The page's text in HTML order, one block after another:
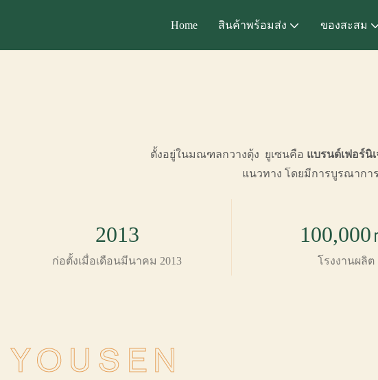
Home สินค้าพร้อมส่ง ของสะสม
ตั้งอยู่ในมณฑลกวางตุ้ง ยูเซนคือ แบรนด์เฟอร์นิ
แนวทาง โดยมีการบูรณากา
2013
ก่อตั้งเมื่อเดือนมีนาคม 2013
100,000
โรงงานผลิต
YOUSEN